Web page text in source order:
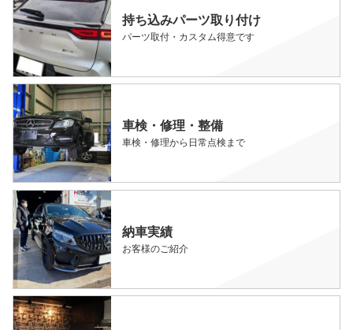
持ち込みパーツ取り付け
パーツ取付・カスタム得意です
車検・修理・整備
車検・修理から日常点検まで
納車実績
お客様のご紹介